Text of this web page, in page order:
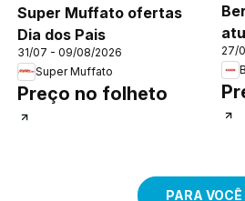
Super Muffato ofertas
Dia dos Pais
31/07 - 09/08/2026
Super Muffato
Preço no folheto
27/
PARA VOCÊ